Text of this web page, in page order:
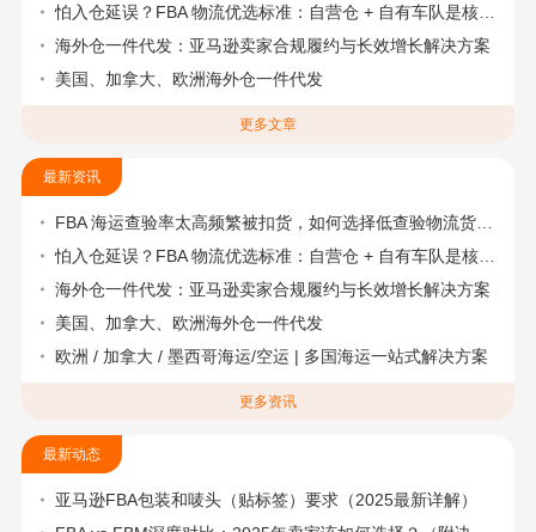
怕入仓延误？FBA 物流优选标准：自营仓 + 自有车队是核心硬指标
海外仓一件代发：亚马逊卖家合规履约与长效增长解决方案
美国、加拿大、欧洲海外仓一件代发
更多文章
最新资讯
FBA 海运查验率太高频繁被扣货，如何选择低查验物流货代？
怕入仓延误？FBA 物流优选标准：自营仓 + 自有车队是核心硬指标
海外仓一件代发：亚马逊卖家合规履约与长效增长解决方案
美国、加拿大、欧洲海外仓一件代发
欧洲 / 加拿大 / 墨西哥海运/空运 | 多国海运一站式解决方案
更多资讯
最新动态
亚马逊FBA包装和唛头（贴标签）要求（2025最新详解）